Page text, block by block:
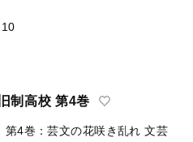
制高校 第4巻
第4巻：芸文の花咲き乱れ 文芸